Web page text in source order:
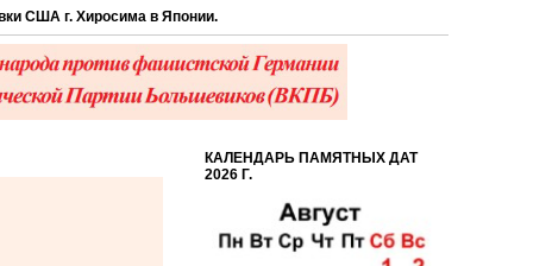
г. Хиросима в Японии.
КАЛЕНДАРЬ ПАМЯТНЫХ ДАТ
2026 Г.